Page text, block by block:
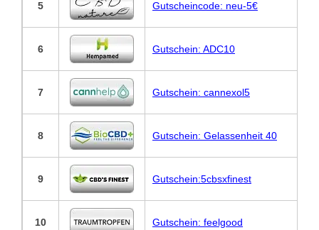
5 Gutscheincode: neu-5€
6 Gutschein: ADC10
7 Gutschein: cannexol5
8 Gutschein: Gelassenheit 40
9 Gutschein:5cbsxfinest
10 Gutschein: feelgood